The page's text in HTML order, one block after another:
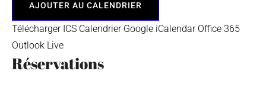
AJOUTER AU CALENDRIER
Télécharger ICS Calendrier Google iCalendar Office 365
Outlook Live
Réservations